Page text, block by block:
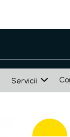
Servicii